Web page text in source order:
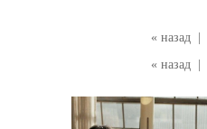
« назад
« назад